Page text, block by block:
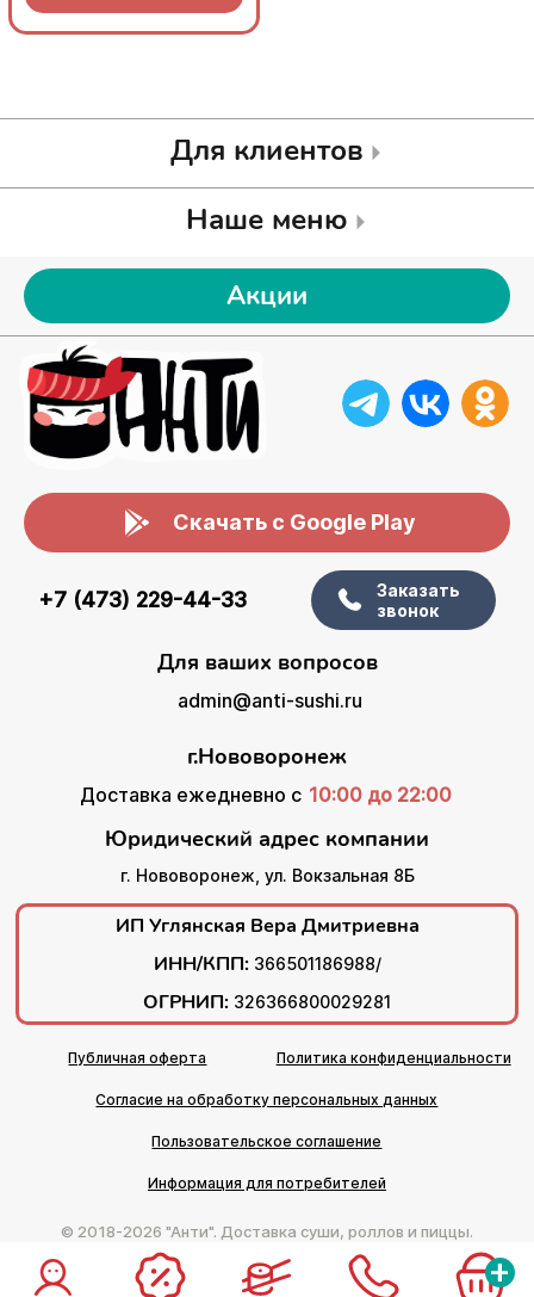
+
Для клиентов
Наше меню
Акции
Скачать с Google Play
+7 (473) 229-44-33
Заказать
звонок
Для ваших вопросов
admin@anti-sushi.ru
г.Нововоронеж
Доставка ежедневно с 10:00 до 22:00
Юридический адрес компании
г. Нововоронеж, ул. Вокзальная 8Б
ИП Углянская Вера Дмитриевна
ИНН/КПП: 366501186988/
ОГРНИП: 326366800029281
Публичная оферта Политика конфиденциальности
Согласие на обработку персональных данных
Пользовательское соглашение
Информация для потребителей
© 2018-2026 "Анти". Доставка суши, роллов и пиццы.